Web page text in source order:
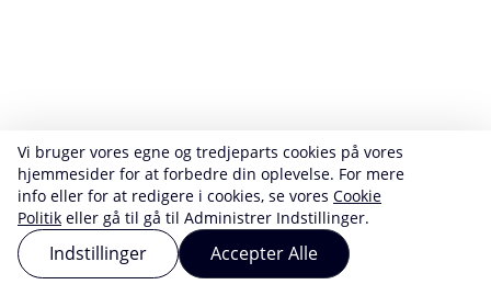
Vi bruger vores egne og tredjeparts cookies på vores
hjemmesider for at forbedre din oplevelse. For mere
info eller for at redigere i cookies, se vores Cookie
Politik eller gå til gå til Administrer Indstillinger.
Indstillinger Accepter Alle